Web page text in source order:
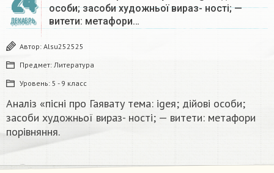
ДЕКАБРЬ
особи; засоби художньої вираз- ності; —
витети: метафори…
Автор: Alsu252525
Предмет: Литература
Уровень: 5 - 9 класс
Аналіз «пісні про Гаявату тема: igeя; дійові особи;
засоби художньої вираз- ності; — витети: метафори
порівняння.​